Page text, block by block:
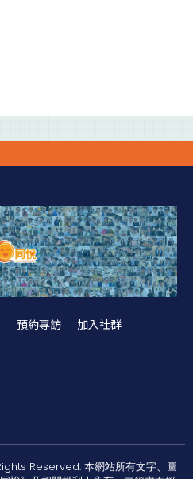
預約專訪
加入社群
Reserved. 本網站所有文字、圖